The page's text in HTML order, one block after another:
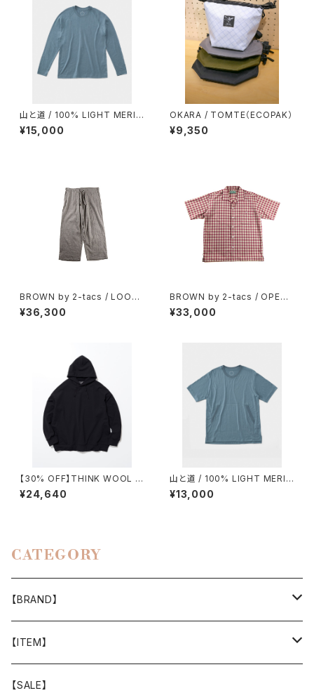
山と道 / 100% LIGHT MERIN
O LONGSLEEVE（UNISEX）
¥15,000
OKARA / TOMTE（ECOPAK）
¥9,350
BROWN by 2-tacs / LOOSE
FIT PANTS
¥36,300
BROWN by 2-tacs / OPEN
COLLAR
¥33,000
【30% OFF】THINK WOOL /
BRUSHED LINING PARKA
¥24,640
山と道 / 100% LIGHT MERIN
O KANGAROO（UNISEX）
¥13,000
CATEGORY
【BRAND】
山と道
T-SHIRT
迷迭香
【ITEM】
WEAR
【SALE】